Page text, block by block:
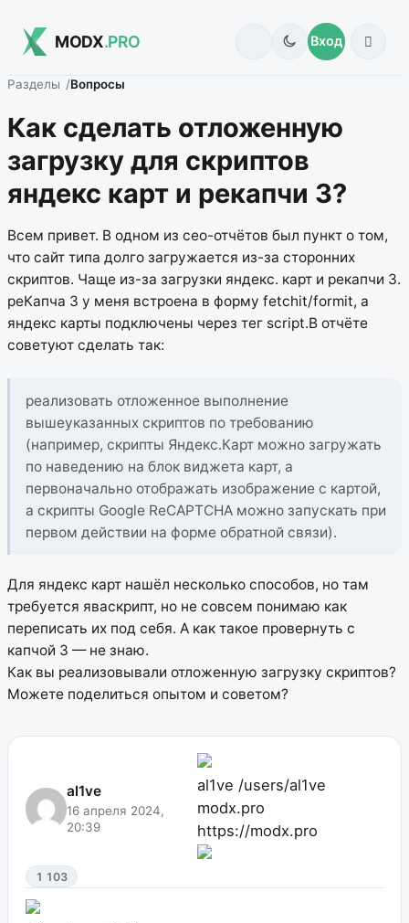
MODX.PRO Вход
Разделы Вопросы
Как сделать отложенную
загрузку для скриптов
яндекс карт и рекапчи 3?
Всем привет. В одном из сео-отчётов был пункт о том,
что сайт типа долго загружается из-за сторонних
скриптов. Чаще из-за загрузки яндекс. карт и рекапчи 3.
реКапча 3 у меня встроена в форму fetchit/formit, а
яндекс карты подключены через тег script.В отчёте
советуют сделать так:
реализовать отложенное выполнение
вышеуказанных скриптов по требованию
(например, скрипты Яндекс.Карт можно загружать
по наведению на блок виджета карт, а
первоначально отображать изображение с картой,
а скрипты Google ReCAPTCHA можно запускать при
первом действии на форме обратной связи).
Для яндекс карт нашёл несколько способов, но там
требуется яваскрипт, но не совсем понимаю как
переписать их под себя. А как такое провернуть с
капчой 3 — не знаю.
Как вы реализовывали отложенную загрузку скриптов?
Можете поделиться опытом и советом?
al1ve
16 апреля 2024,
20:39
al1ve /users/al1ve
modx.pro
https://modx.pro
1 103